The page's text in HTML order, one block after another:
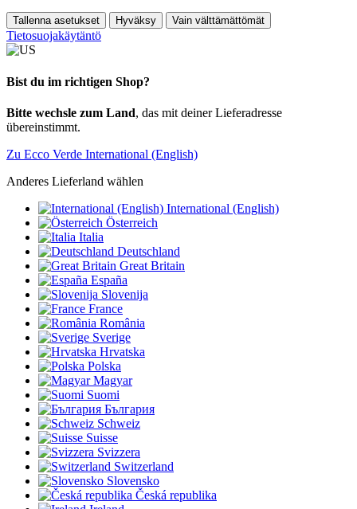
Tallenna asetukset Hyväksy Vain välttämättömät
Tietosuojakäytäntö
Bist du im richtigen Shop?
Bitte wechsle zum Land, das mit deiner Lieferadresse
übereinstimmt.
Zu Ecco Verde International (English)
Anderes Lieferland wählen
International (English)
Österreich
Italia
Deutschland
Great Britain
España
Slovenija
France
România
Sverige
Hrvatska
Polska
Magyar
Suomi
България
Schweiz
Suisse
Svizzera
Switzerland
Slovensko
Česká republika